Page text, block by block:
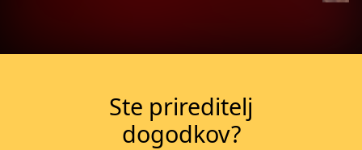
Ste prireditelj
dogodkov?